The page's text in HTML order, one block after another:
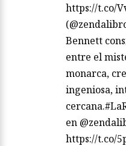
https://t.co/
Bennett
entre el
monarca,
ingeniosa,
en
https://t.co/